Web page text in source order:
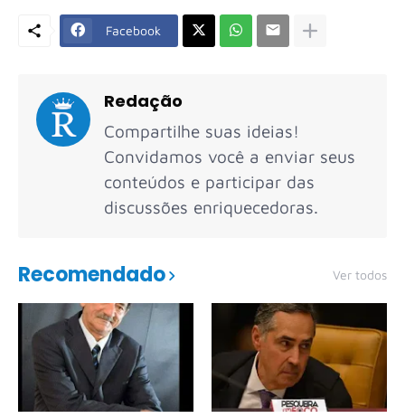
Facebook
Redação
Compartilhe suas ideias!
Convidamos você a enviar seus
conteúdos e participar das
discussões enriquecedoras.
Recomendado Ver todos